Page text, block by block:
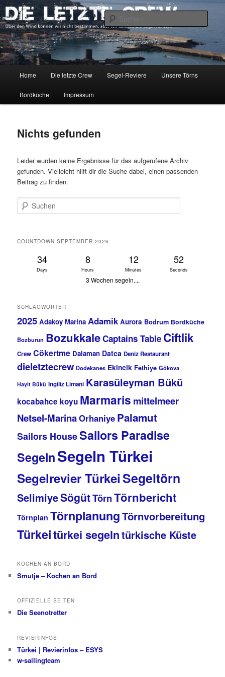
Zum
primären
Inhalt
springen
Zum
sekundären
Inhalt
springenDIE LETZTE CREW
Über den Wind können wir nicht bestimmen, aber wir können die Segel
richten.
Home Die letzte Crew Segel-Reviere Unsere Törns
Bordküche Impressum
Nichts gefunden
Leider wurden keine Ergebnisse für das aufgerufene Archiv
gefunden. Vielleicht hilft dir die Suche dabei, einen passenden
Beitrag zu finden.
Suchen
COUNTDOWN SEPTEMBER 2026
34
Days
8
Hours
12
Minutes
52
Seconds
3 Wochen segeln....
SCHLAGWÖRTER
2025 Adakoy Marina Adamik Aurora Bodrum Bordküche
Bozburun BozukkaleCaptains Table Ciftlik
Crew Cökertme Dalaman Datca Deniz Restaurant
dieletztecrew Dodekanes Ekincik Fethiye Gökova
Hayit Bükü Ingiliz Limani Karasüleyman Bükü
kocabahce koyu Marmaris mittelmeer
Netsel-MarinaOrhaniye Palamut
Sailors HouseSailors Paradise
SegelnSegeln Türkei
Segelrevier TürkeiSegeltörn
SelimiyeSögütTörnTörnbericht
Törnplan TörnplanungTörnvorbereitung
Türkeitürkei segelntürkische Küste
KOCHEN AN BORD
Smutje – Kochen an Bord
OFFIZIELLE SEITEN
Die Seenotretter
REVIERINFOS
Türkei | Revierinfos – ESYS
w-sailingteam